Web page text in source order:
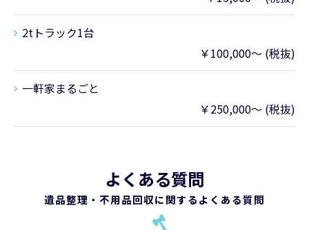
2tトラック1台
￥100,000～ (税抜)
一軒家まるごと
￥250,000～ (税抜)
よくある質問
遺品整理・不用品回収に関するよくある質問